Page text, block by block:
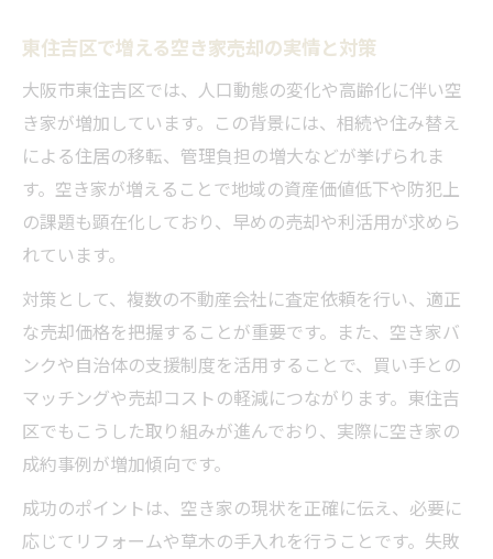
東住吉区で増える空き家売却の実情と対策
大阪市東住吉区では、人口動態の変化や高齢化に伴い空
き家が増加しています。この背景には、相続や住み替え
による住居の移転、管理負担の増大などが挙げられま
す。空き家が増えることで地域の資産価値低下や防犯上
の課題も顕在化しており、早めの売却や利活用が求めら
れています。
対策として、複数の不動産会社に査定依頼を行い、適正
な売却価格を把握することが重要です。また、空き家バ
ンクや自治体の支援制度を活用することで、買い手との
マッチングや売却コストの軽減につながります。東住吉
区でもこうした取り組みが進んでおり、実際に空き家の
成約事例が増加傾向です。
成功のポイントは、空き家の現状を正確に伝え、必要に
応じてリフォームや草木の手入れを行うことです。失敗